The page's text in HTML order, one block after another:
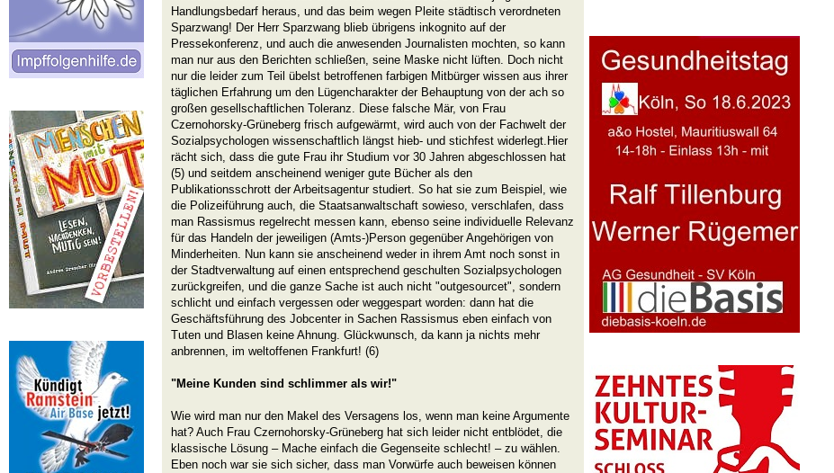
Handlungsbedarf heraus, und das beim wegen Pleite städtisch verordneten
Sparzwang! Der Herr Sparzwang blieb übrigens inkognito auf der
Pressekonferenz, und auch die anwesenden Journalisten mochten, so kann
man nur aus den Berichten schließen, seine Maske nicht lüften. Doch nicht
nur die leider zum Teil übelst betroffenen farbigen Mitbürger wissen aus ihrer
täglichen Erfahrung um den Lügencharakter der Behauptung von der ach so
großen gesellschaftlichen Toleranz. Diese falsche Mär, von Frau
Czernohorsky-Grüneberg frisch aufgewärmt, wird auch von der Fachwelt der
Sozialpsychologen wissenschaftlich längst hieb- und stichfest widerlegt.Hier
rächt sich, dass die gute Frau ihr Studium vor 30 Jahren abgeschlossen hat
(5) und seitdem anscheinend weniger gute Bücher als den
Publikationsschrott der Arbeitsagentur studiert. So hat sie zum Beispiel, wie
die Polizeiführung auch, die Staatsanwaltschaft sowieso, verschlafen, dass
man Rassismus regelrecht messen kann, ebenso seine individuelle Relevanz
für das Handeln der jeweiligen (Amts-)Person gegenüber Angehörigen von
Minderheiten. Nun kann sie anscheinend weder in ihrem Amt noch sonst in
der Stadtverwaltung auf einen entsprechend geschulten Sozialpsychologen
zurückgreifen, und die ganze Sache ist auch nicht "outgesourcet", sondern
schlicht und einfach vergessen oder weggespart worden: dann hat die
Geschäftsführung des Jobcenter in Sachen Rassismus eben einfach von
Tuten und Blasen keine Ahnung. Glückwunsch, da kann ja nichts mehr
anbrennen, im weltoffenen Frankfurt! (6)
"Meine Kunden sind schlimmer als wir!"
Wie wird man nur den Makel des Versagens los, wenn man keine Argumente
hat? Auch Frau Czernohorsky-Grüneberg hat sich leider nicht entblödet, die
klassische Lösung – Mache einfach die Gegenseite schlecht! – zu wählen.
Eben noch war sie sich sicher, dass man Vorwürfe auch beweisen können